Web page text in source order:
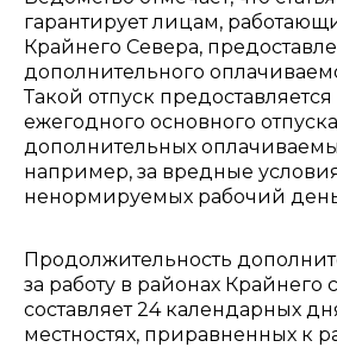
гарантирует лицам,
Крайнего Севера,
дополнительного
Такой отпуск
ежегодного основного
дополнительных
например, за вредные
ненормируемых рабочий
Продолжительность
за работу в районах Крайнего
составляет 24 календарных
местностях, приравненных к